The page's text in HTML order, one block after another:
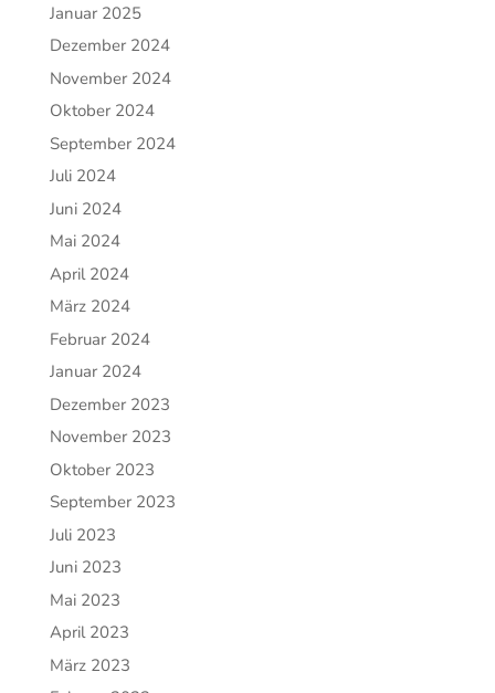
Januar 2025
Dezember 2024
November 2024
Oktober 2024
September 2024
Juli 2024
Juni 2024
Mai 2024
April 2024
März 2024
Februar 2024
Januar 2024
Dezember 2023
November 2023
Oktober 2023
September 2023
Juli 2023
Juni 2023
Mai 2023
April 2023
März 2023